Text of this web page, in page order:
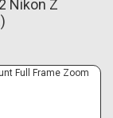
Alışverişe
Nikon Z